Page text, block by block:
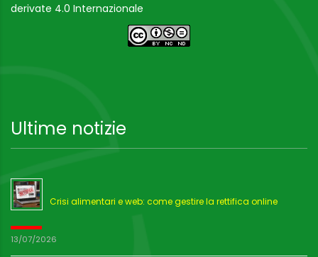
derivate 4.0 Internazionale
Ultime notizie
Crisi alimentari e web: come gestire la rettifica online
13/07/2026